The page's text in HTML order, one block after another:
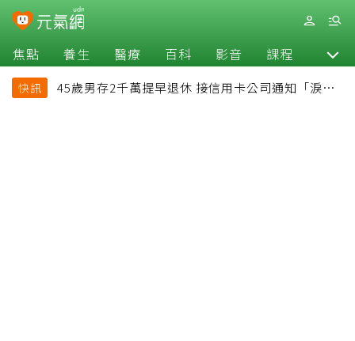
焦點 養生 醫療 百科 影音 課程 退休
快訊
45歲男存2千萬提早退休 接信用卡公司通知「淚回